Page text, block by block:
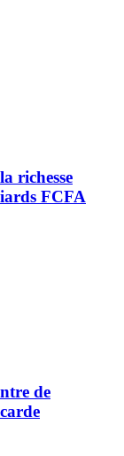
richesse
FCFA
de